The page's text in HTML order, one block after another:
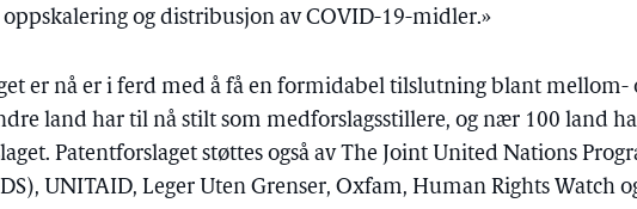
og distribusjon av COVID-19-midler.»
er nå er i ferd med å få en formidabel tilslutning blant mellom-
land har til nå stilt som medforslagsstillere, og nær 100 land
Patentforslaget støttes også av The Joint United Nations
UNITAID, Leger Uten Grenser, Oxfam, Human Rights Watch